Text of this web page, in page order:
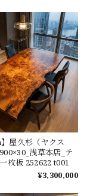
屋久杉（ヤクス
浅草本店_テ
枚板 252622 t001
¥3,300,000